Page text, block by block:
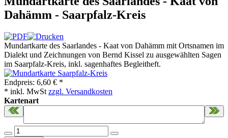
Dahämm - Saarpfalz-Kreis
Mundartkarte des Saarlandes - Kaat von Dahämm mit Ortsnamen im
Dialekt und Zeichnungen von Bernd Kissel zu ausgewählten Sagen
im Saarpfalz-Kreis, inkl. sagenhaftes Begleitheft.
Endpreis: 6,60 € *
* inkl. MwSt zzgl. Versandkosten
Kartenart